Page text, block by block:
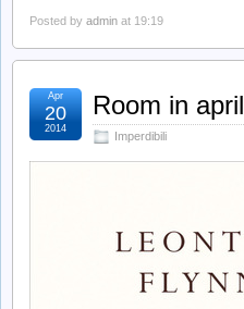
Posted by admin at 19:19
Room in
Imperdibili
Apr
20
2014